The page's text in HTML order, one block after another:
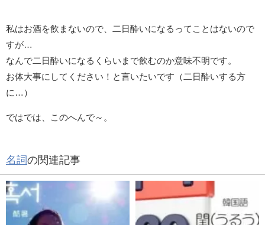
私はお酒を飲まないので、二日酔いになるってことはないので
すが…
なんで二日酔いになるくらいまで飲むのか意味不明です。
お体大事にしてください！と言いたいです（二日酔いする方
に…）
ではでは、このへんで～。
名詞の関連記事